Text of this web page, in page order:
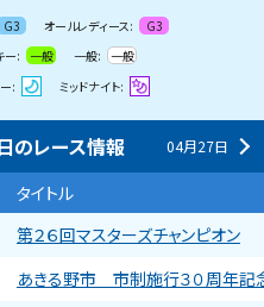
G3 オールレディース:
G3
ー: 一般 一般: 一般
: ミッドナイト:
のレース情報 04月27日
タイトル
第２６回マスターズチャンピオン
あきる野市 市制施行３０周年記